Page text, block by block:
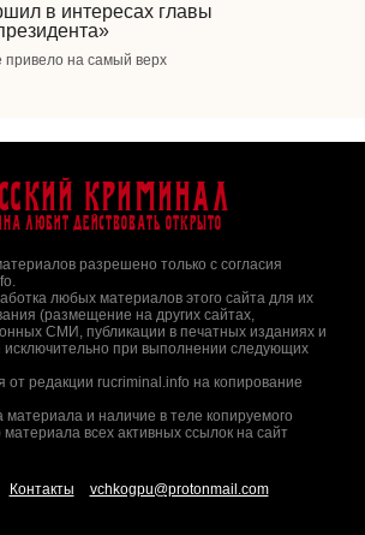
в интересах главы
привело на самый верх
Криминал
любит действовать открыто
разрешено только с согласия
любых материалов этого сайта для их
(размещение на других сайтах,
СМИ, публикации в печатных изданиях и
исключительно при выполнении следующих
от редакции rucriminal.info на копирование
материала и наличие в теле копируемого
всех активных ссылок на сайт
Контакты vchkogpu@protonmail.com